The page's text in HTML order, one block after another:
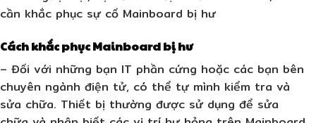
cần khắc phục sự cố Mainboard bị hư
Cách khắc phục Mainboard bị hư
– Đối với những bạn IT phần cứng hoặc các bạn bên
chuyên ngành điện tử, có thể tự mình kiểm tra và
sửa chữa. Thiết bị thường được sử dụng để sửa